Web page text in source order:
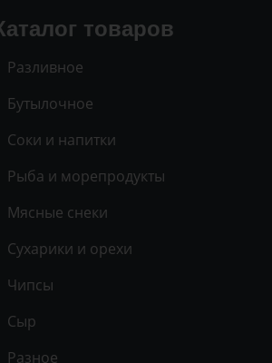
товаров
Разливное
Бутылочное
Соки и напитки
Рыба и морепродукты
Мясные снеки
Сухарики и орехи
Чипсы
Сыр
Разное